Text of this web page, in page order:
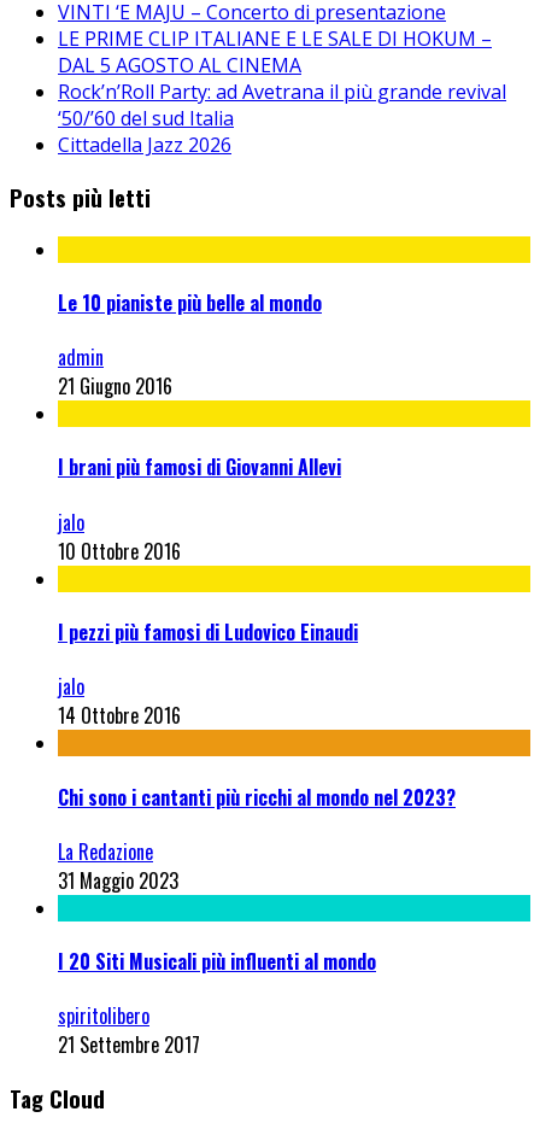
VINTI ‘E MAJU – Concerto di presentazione
LE PRIME CLIP ITALIANE E LE SALE DI HOKUM –
DAL 5 AGOSTO AL CINEMA
Rock’n’Roll Party: ad Avetrana il più grande revival
‘50/’60 del sud Italia
Cittadella Jazz 2026
Posts più letti
Le 10 pianiste più belle al mondo
admin
21 Giugno 2016
I brani più famosi di Giovanni Allevi
jalo
10 Ottobre 2016
I pezzi più famosi di Ludovico Einaudi
jalo
14 Ottobre 2016
Chi sono i cantanti più ricchi al mondo nel 2023?
La Redazione
31 Maggio 2023
I 20 Siti Musicali più influenti al mondo
spiritolibero
21 Settembre 2017
Tag Cloud